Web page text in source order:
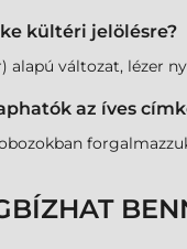
kültéri jelölésre?
alapú változat, lézer
az íves